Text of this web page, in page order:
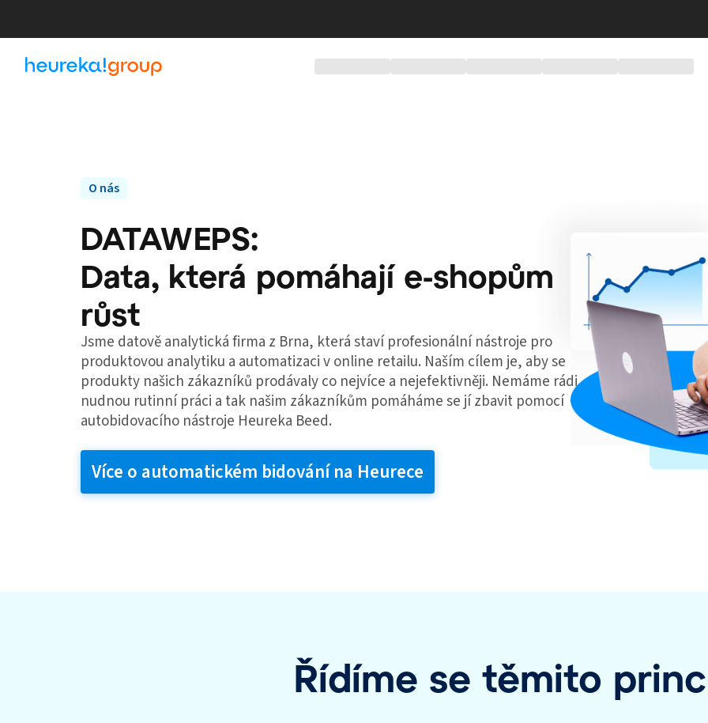
O nás
DATAWEPS:
Data, která pomáhají e-shopům
růst
Jsme datově analytická firma z Brna, která staví profesionální nástroje pro
produktovou analytiku a automatizaci v online retailu. Naším cílem je, aby se
produkty našich zákazníků prodávaly co nejvíce a nejefektivněji. Nemáme rádi
nudnou rutinní práci a tak našim zákazníkům pomáháme se jí zbavit pomocí
autobidovacího nástroje Heureka Beed.
Více o automatickém bidování na Heurece
Řídíme se těmito